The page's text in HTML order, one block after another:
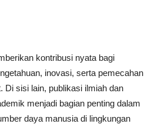
kontribusi nyata bagi
inovasi, serta pemecahan
Di sisi lain, publikasi ilmiah dan
menjadi bagian penting dalam
daya manusia di lingkungan